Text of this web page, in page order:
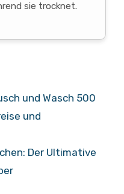
sie trocknet.
und Wasch 500
und
Der Ultimative